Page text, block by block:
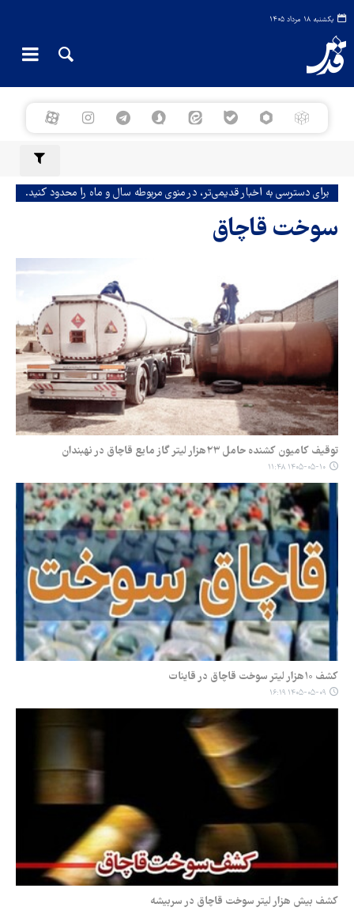
یکشنبه ۱۸ مرداد ۱۴۰۵
برای دسترسی به اخبار قدیمی‌تر، در منوی مربوطه سال و ماه را محدود کنید.
سوخت قاچاق
توقیف کامیون کشنده حامل ۲۳هزار لیتر گاز مایع قاچاق در نهبندان
۱۴۰۵-۰۵-۱۰ ۱۱:۴۸
کشف ۱۰هزار لیتر سوخت قاچاق در قاینات
۱۴۰۵-۰۵-۰۹ ۱۶:۱۹
کشف بیش هزار لیتر سوخت قاچاق در سربیشه